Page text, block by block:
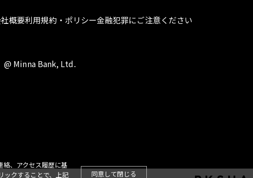
概要利用規約・ポリシー金融犯罪にご注意ください
@ Minna Bank, Ltd.
絡、アクセス履歴に基
ックすることで、上記
同意して閉じる